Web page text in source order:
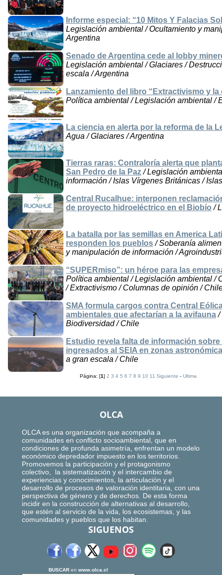
Informe especial: “10 Mitos Y Falacias
Legislación ambiental / Ocultamiento y
Argentina
Senado de Argentina cede al lobby
Legislación ambiental / Glaciares /
escala / Argentina
Lanzamiento del libro “Extractivismo y
Política ambiental / Legislación ambiental /
La ciencia en alerta por la reforma de la
Agua / Glaciares / Argentina
Tierras raras: Contraloría alerta que
San Pedro de la Paz/ Legislación
información / Islas Vírgenes Británicas /
Central Rucalhue: interponen
de proyecto hidroeléctrico en el Biobío /
La batalla por las semillas en America
responden los pueblos/ Soberanía
y manipulación de información /
“SUPERmiso”: un héroe para las
Política ambiental / Legislación ambiental /
/ Extractivismo / Columnas de opinión /
SMA formula cargos contra Central
ambientales que afectarían a la avifauna/
Biodiversidad / Chile
Estudio revela falta de información
ingresados al SEIA en zonas
a gran escala / Chile
Página: [1]2 3 4 5 6 7 8 9 10 11 Siguiente -Ultima
OLCA
OLCA es una organización que acompaña a
comunidades en conflicto socioambiental, que en
condiciones de profunda asimetría, enfrentan un modelo
económico depredador impuesto en los territorios.
Promovemos la participación y el protagonismo
colectivo, la sistematización y el intercambio de
experiencias y conocimientos, la articulación y el
desarrollo de procesos de valoración identitaria, con una
perspectiva de género y de derechos. De esta forma
incidir en la construcción de alternativas al desarrollo,
que estén al servicio de la vida, los ecosistemas, y las
comunidades y pueblos que los habitan.
SIGUENOS
BUSCAR en www.olca.cl